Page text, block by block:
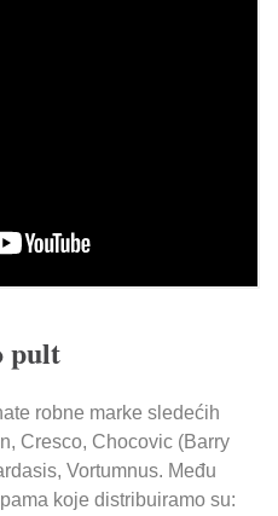
pult
robne marke sledećih
Cresco, Chocovic (Barry
Vortumnus. Među
koje distribuiramo su: